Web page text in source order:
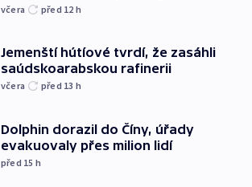
včera před 12 h
Jemenští hútíové tvrdí, že zasáhli
saúdskoarabskou rafinerii
včera před 13 h
Dolphin dorazil do Číny, úřady
evakuovaly přes milion lidí
před 15 h